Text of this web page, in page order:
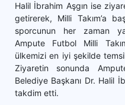
Halil İbrahim Aşgın ise
getirerek, Milli Takım’a
sporcunun her zaman
Ampute Futbol Milli
ülkemizi en iyi şekilde
Ziyaretin sonunda
Belediye Başkanı Dr. Halil
takdim etti.